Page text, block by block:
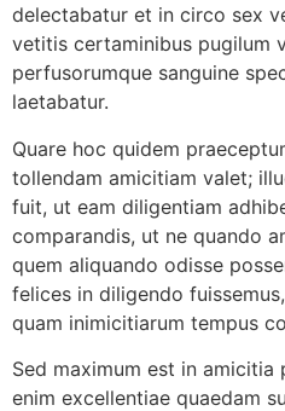
delectabatur et in circo sex
vetitis certaminibus pugilum
perfusorumque sanguine
laetabatur.
Quare hoc quidem
tollendam amicitiam valet;
fuit, ut eam diligentiam
comparandis, ut ne quando
quem aliquando odisse
felices in diligendo
quam inimicitiarum tempus
Sed maximum est in amicitia
enim excellentiae quaedam